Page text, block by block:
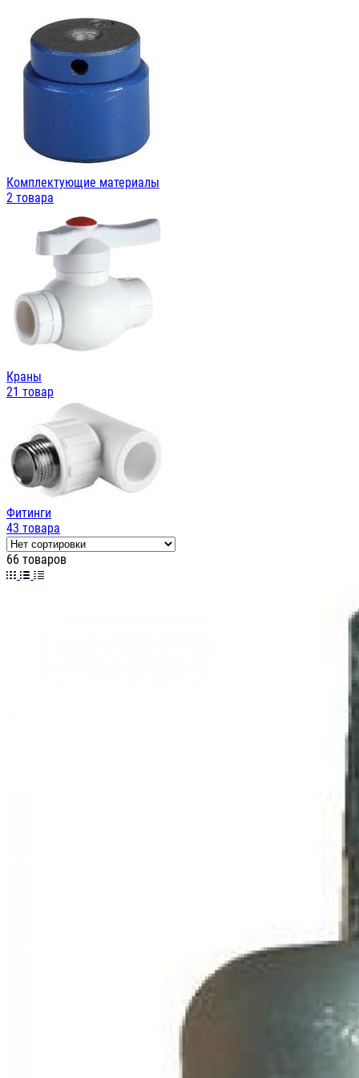
Комплектующие материалы
2 товара
Краны
21 товар
Фитинги
43 товара
66 товаров